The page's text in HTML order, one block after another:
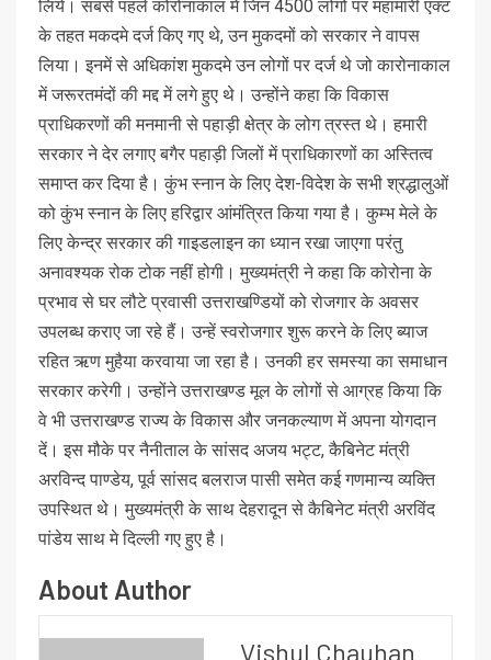
लिये। सबसे पहले कोरोनाकाल में जिन 4500 लोगों पर महामारी एक्ट
के तहत मकदमे दर्ज किए गए थे, उन मुकदमों को सरकार ने वापस
लिया। इनमें से अधिकांश मुकदमे उन लोगों पर दर्ज थे जो कारोनाकाल
में जरूरतमंदों की मद्द में लगे हुए थे। उन्होंने कहा कि विकास
प्राधिकरणों की मनमानी से पहाड़ी क्षेत्र के लोग त्रस्त थे। हमारी
सरकार ने देर लगाए बगैर पहाड़ी जिलों में प्राधिकारणों का अस्तित्व
समाप्त कर दिया है। कुंभ स्नान के लिए देश-विदेश के सभी श्रद्धालुओं
को कुंभ स्नान के लिए हरिद्वार आंमंत्रित किया गया है। कुम्भ मेले के
लिए केन्द्र सरकार की गाइडलाइन का ध्यान रखा जाएगा परंतु
अनावश्यक रोक टोक नहीं होगी। मुख्यमंत्री ने कहा कि कोरोना के
प्रभाव से घर लौटे प्रवासी उत्तराखण्डियों को रोजगार के अवसर
उपलब्ध कराए जा रहे हैं। उन्हें स्वरोजगार शुरू करने के लिए ब्याज
रहित ऋण मुहैया करवाया जा रहा है। उनकी हर समस्या का समाधान
सरकार करेगी। उन्होंने उत्तराखण्ड मूल के लोगों से आग्रह किया कि
वे भी उत्तराखण्ड राज्य के विकास और जनकल्याण में अपना योगदान
दें। इस मौके पर नैनीताल के सांसद अजय भट्ट, कैबिनेट मंत्री
अरविन्द पाण्डेय, पूर्व सांसद बलराज पासी समेत कई गणमान्य व्यक्ति
उपस्थित थे। मुख्यमंत्री के साथ देहरादून से कैबिनेट मंत्री अरविंद
पांडेय साथ मे दिल्ली गए हुए है।
About Author
Vishul Chauhan